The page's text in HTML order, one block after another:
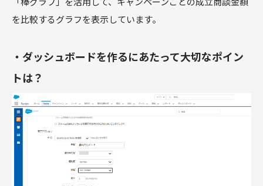
を比較するグラフを表示しています。
・ダッシュボードを作るにあたって大切なポイン
トは？